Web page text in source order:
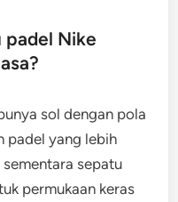
padel Nike
sol dengan pola
padel yang lebih
sepatu
permukaan keras